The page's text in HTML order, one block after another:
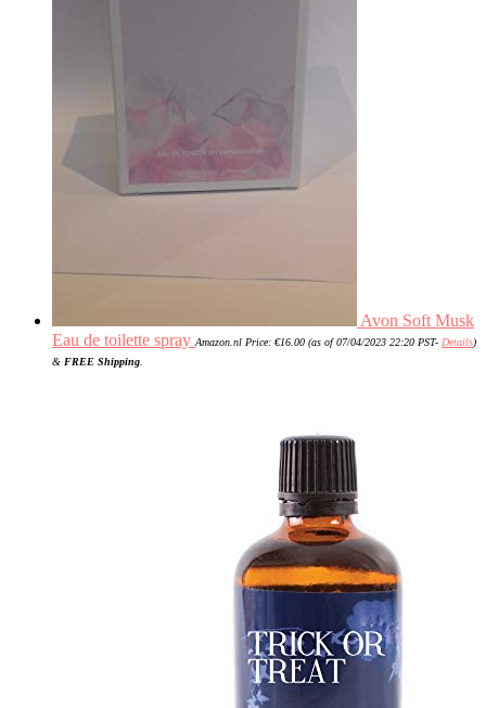
Avon Soft Musk
Eau de toilette spray Amazon.nl Price: €16.00 (as of 07/04/2023 22:20 PST- Details)
& FREE Shipping